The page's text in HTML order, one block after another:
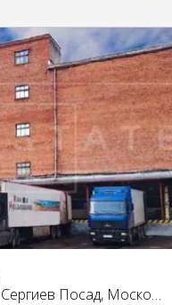
Хладокомбинат, г Сергиев Посад, Московское ш., 9